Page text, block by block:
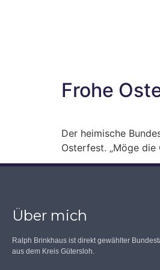
Frohe
Der heimische
Osterfest. „Möge
Über mich
Ralph Brinkhaus ist direkt gewählter
aus dem Kreis Gütersloh.